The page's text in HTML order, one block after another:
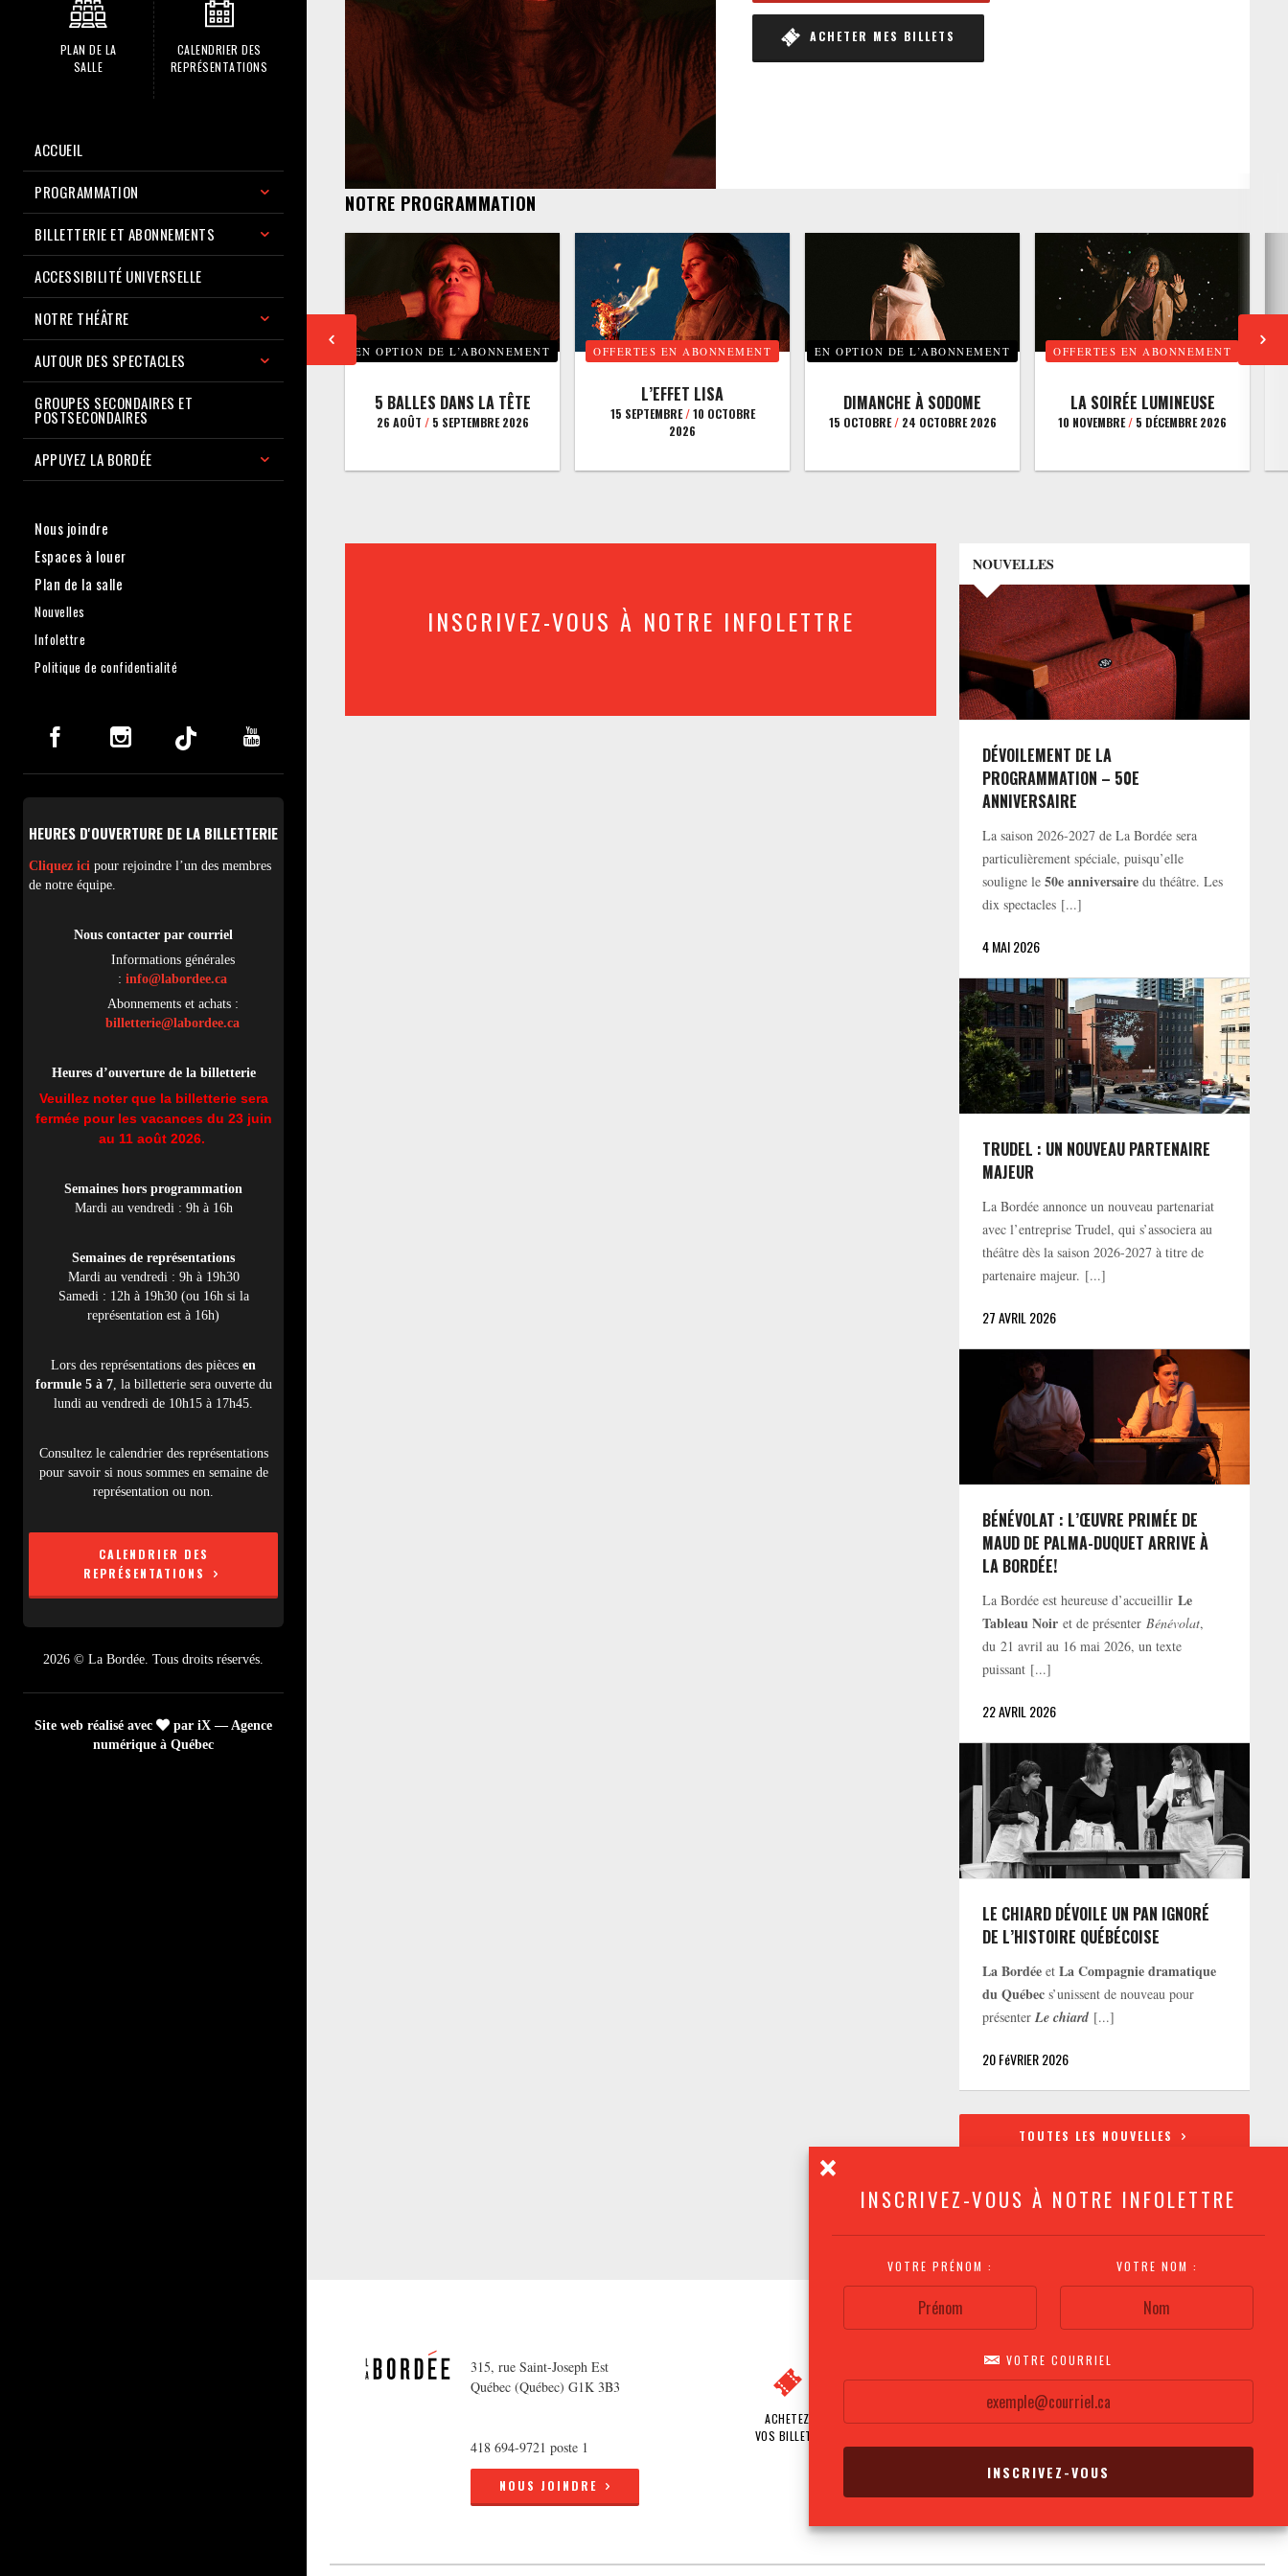
INSCRIVEZ-VOUS À NOTRE INFOLETTRE
VOTRE PRÉNOM : VOTRE NOM :
VOTRE COURRIEL
PLAN DE LA
SALLE
CALENDRIER DES
REPRÉSENTATIONS
ACCUEIL
PROGRAMMATION
BILLETTERIE ET ABONNEMENTS
ACCESSIBILITÉ UNIVERSELLE
NOTRE THÉÂTRE
AUTOUR DES SPECTACLES
GROUPES SECONDAIRES ET
POSTSECONDAIRES
APPUYEZ LA BORDÉE
Nous joindre
Espaces à louer
Plan de la salle
Nouvelles
Infolettre
Politique de confidentialité
HEURES D'OUVERTURE DE LA BILLETTERIE
Cliquez ici pour rejoindre l’un des membres
de notre équipe.
Nous contacter par courriel
Informations générales
: info@labordee.ca
Abonnements et achats :
billetterie@labordee.ca
Heures d’ouverture de la billetterie
Veuillez noter que la billetterie sera
fermée pour les vacances du 23 juin
au 11 août 2026.
Semaines hors programmation
Mardi au vendredi : 9h à 16h
Semaines de représentations
Mardi au vendredi : 9h à 19h30
Samedi : 12h à 19h30 (ou 16h si la
représentation est à 16h)
Lors des représentations des pièces en
formule 5 à 7, la billetterie sera ouverte du
lundi au vendredi de 10h15 à 17h45.
Consultez le calendrier des représentations
pour savoir si nous sommes en semaine de
représentation ou non.
CALENDRIER DES
REPRÉSENTATIONS
2026 © La Bordée. Tous droits réservés.
Site web réalisé avec
par iX — Agence
numérique à Québec
ACHETER MES BILLETS
NOTRE PROGRAMMATION
EN OPTION DE L’ABONNEMENT
5 BALLES DANS LA TÊTE
26 AOÛT /5 SEPTEMBRE 2026
OFFERTES EN ABONNEMENT
L’EFFET LISA
15 SEPTEMBRE/10 OCTOBRE
2026
EN OPTION DE L’ABONNEMENT
DIMANCHE À SODOME
15 OCTOBRE/24 OCTOBRE 2026
OFFERTES EN ABONNEMENT
LA SOIRÉE LUMINEUSE
10 NOVEMBRE/ 5 DÉCEMBRE 2026
INSCRIVEZ-VOUS À NOTRE INFOLETTRE
NOUVELLES
DÉVOILEMENT DE LA
PROGRAMMATION – 50E
ANNIVERSAIRE
La saison 2026-2027 de La Bordée sera
particulièrement spéciale, puisqu’elle
souligne le50e anniversaire du théâtre. Les
dix spectacles [...]
4 MAI 2026
TRUDEL : UN NOUVEAU PARTENAIRE
MAJEUR
La Bordée annonce un nouveau partenariat
avec l’entreprise Trudel, qui s’associera au
théâtre dès la saison 2026-2027 à titre de
partenaire majeur. [...]
27 AVRIL 2026
BÉNÉVOLAT : L’ŒUVRE PRIMÉE DE
MAUD DE PALMA-DUQUET ARRIVE À
LA BORDÉE!
La Bordée est heureuse d’accueillirLe
Tableau Noir et de présenterBénévolat,
du 21 avril au 16 mai 2026, un texte
puissant [...]
22 AVRIL 2026
LE CHIARD DÉVOILE UN PAN IGNORÉ
DE L’HISTOIRE QUÉBÉCOISE
La Bordée etLa Compagnie dramatique
du Québec s’unissent de nouveau pour
présenterLe chiard [...]
20 FéVRIER 2026
TOUTES LES NOUVELLES
315, rue Saint-Joseph Est
Québec (Québec) G1K 3B3
418 694-9721 poste 1
NOUS JOINDRE
ACHETEZ
VOS BILLETS